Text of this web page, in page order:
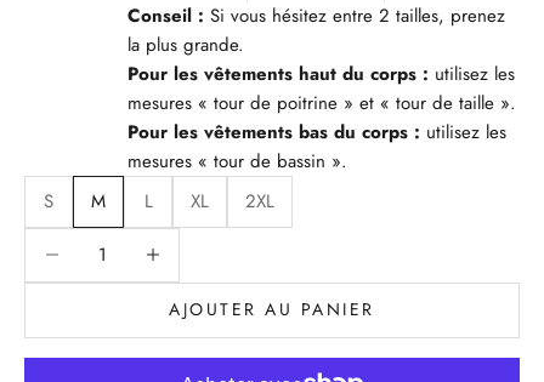
Conseil : Si vous hésitez entre 2 tailles, prenez
la plus grande.
Pour les vêtements haut du corps : utilisez les
mesures « tour de poitrine » et « tour de taille ».
Pour les vêtements bas du corps : utilisez les
mesures « tour de bassin ».
S
M L XL
2XL
Diminuer la quantitéDiminuer la quantité
AJOUTER AU PANIER